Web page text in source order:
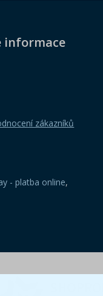
informace
zákazníků
- platba online,